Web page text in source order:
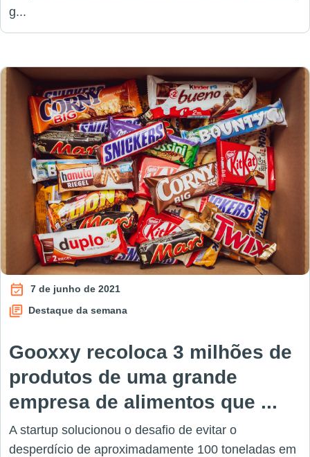
g...
7 de junho de 2021
Destaque da semana
Gooxxy recoloca 3 milhões de
produtos de uma grande
empresa de alimentos que ...
A startup solucionou o desafio de evitar o
desperdício de aproximadamente 100 toneladas em